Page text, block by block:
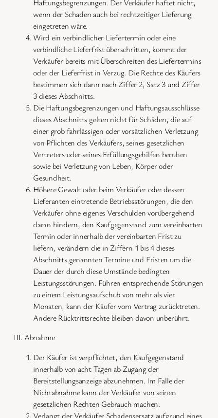
Haftungsbegrenzungen. Der Verkäufer haftet nicht,
wenn der Schaden auch bei rechtzeitiger Lieferung
eingetreten wäre.
Wird ein verbindlicher Liefertermin oder eine
verbindliche Lieferfrist überschritten, kommt der
Verkäufer bereits mit Überschreiten des Liefertermins
oder der Lieferfrist in Verzug. Die Rechte des Käufers
bestimmen sich dann nach Ziffer 2, Satz 3 und Ziffer
3 dieses Abschnitts.
Die Haftungsbegrenzungen und Haftungsausschlüsse
dieses Abschnitts gelten nicht für Schäden, die auf
einer grob fahrlässigen oder vorsätzlichen Verletzung
von Pflichten des Verkäufers, seines gesetzlichen
Vertreters oder seines Erfüllungsgehilfen beruhen
sowie bei Verletzung von Leben, Körper oder
Gesundheit.
Höhere Gewalt oder beim Verkäufer oder dessen
Lieferanten eintretende Betriebsstörungen, die den
Verkäufer ohne eigenes Verschulden vorübergehend
daran hindern, den Kaufgegenstand zum vereinbarten
Termin oder innerhalb der vereinbarten Frist zu
liefern, verändern die in Ziffern 1 bis 4 dieses
Abschnitts genannten Termine und Fristen um die
Dauer der durch diese Umstände bedingten
Leistungsstörungen. Führen entsprechende Störungen
zu einem Leistungsaufschub von mehr als vier
Monaten, kann der Käufer vom Vertrag zurücktreten.
Andere Rücktrittsrechte bleiben davon unberührt.
III. Abnahme
Der Käufer ist verpflichtet, den Kaufgegenstand
innerhalb von acht Tagen ab Zugang der
Bereitstellungsanzeige abzunehmen. Im Falle der
Nichtabnahme kann der Verkäufer von seinen
gesetzlichen Rechten Gebrauch machen.
Verlangt der Verkäufer Schadensersatz aufgrund eines